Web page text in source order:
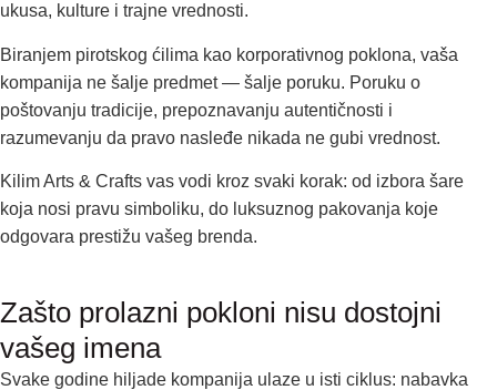
ukusa, kulture i trajne vrednosti.
Biranjem pirotskog ćilima kao korporativnog poklona, vaša
kompanija ne šalje predmet — šalje poruku. Poruku o
poštovanju tradicije, prepoznavanju autentičnosti i
razumevanju da pravo nasleđe nikada ne gubi vrednost.
Kilim Arts & Crafts vas vodi kroz svaki korak: od izbora šare
koja nosi pravu simboliku, do luksuznog pakovanja koje
odgovara prestižu vašeg brenda.
Zašto prolazni pokloni nisu dostojni
vašeg imena
Svake godine hiljade kompanija ulaze u isti ciklus: nabavka